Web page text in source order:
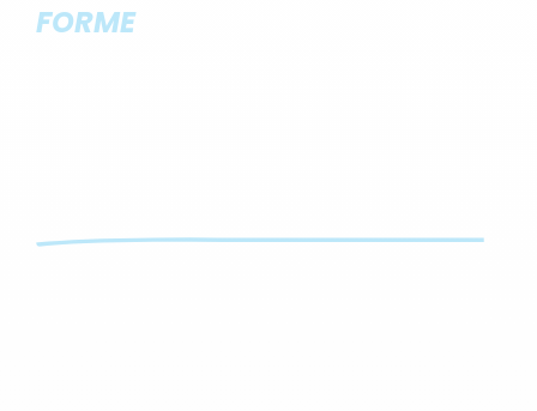
FORME